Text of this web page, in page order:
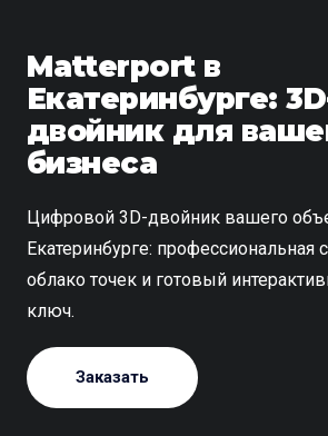
Matterport в
Екатеринбурге:
двойник для
бизнеса
Цифровой 3D-двойник вашего
Екатеринбурге: профессиональная
облако точек и готовый
ключ.
Заказать